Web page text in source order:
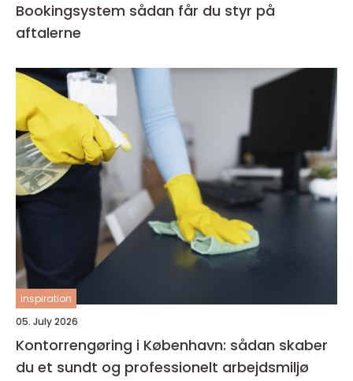
Bookingsystem sådan får du styr på
aftalerne
inspiration
05. July 2026
Kontorrengøring i København: sådan skaber
du et sundt og professionelt arbejdsmiljø